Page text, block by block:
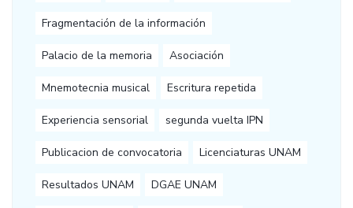
Fragmentación de la información
Palacio de la memoria Asociación
Mnemotecnia musical Escritura repetida
Experiencia sensorial segunda vuelta IPN
Publicacion de convocatoria Licenciaturas UNAM
Resultados UNAM DGAE UNAM